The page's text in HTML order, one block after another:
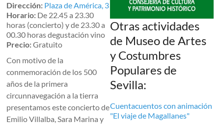
Dirección: Plaza de América, 3
Horario: De 22.45 a 23.30
horas (concierto) y de 23.30 a
00.30 horas degustación vino
Precio:Gratuito
Con motivo de la
conmemoración de los 500
años de la primera
circunnavegación a la tierra
presentamos este concierto de
Emilio Villalba, Sara Marina y
Otras actividades
de Museo de Artes
y Costumbres
Populares de
Sevilla:
Cuentacuentos con animación
"El viaje de Magallanes"